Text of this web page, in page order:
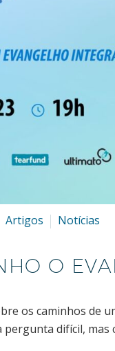
Artigos Notícias
O
os caminhos de
difícil,